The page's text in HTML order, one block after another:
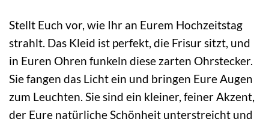
Stellt Euch vor, wie Ihr an Eurem Hochzeitstag
strahlt. Das Kleid ist perfekt, die Frisur sitzt, und
in Euren Ohren funkeln diese zarten Ohrstecker.
Sie fangen das Licht ein und bringen Eure Augen
zum Leuchten. Sie sind ein kleiner, feiner Akzent,
der Eure natürliche Schönheit unterstreicht und